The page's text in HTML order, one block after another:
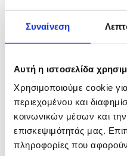
Συναίνεση
Αυτή η ιστοσελίδα
Χρησιμοποιούμε cookie
περιεχομένου και
κοινωνικών μέσων και
επισκεψιμότητάς μας.
πληροφορίες που
Cyprus Department of
the...
14 hours ago
Koumis discusses
14 hours ago
Cyprus repatriated 119
15 hours ago